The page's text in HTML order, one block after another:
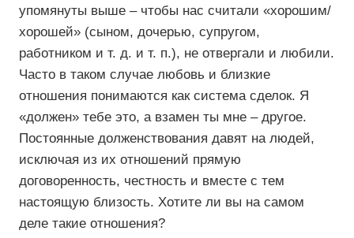
упомянуты выше – чтобы нас считали «хорошим/
хорошей» (сыном, дочерью, супругом,
работником и т. д. и т. п.), не отвергали и любили.
Часто в таком случае любовь и близкие
отношения понимаются как система сделок. Я
«должен» тебе это, а взамен ты мне – другое.
Постоянные долженствования давят на людей,
исключая из их отношений прямую
договоренность, честность и вместе с тем
настоящую близость. Хотите ли вы на самом
деле такие отношения?